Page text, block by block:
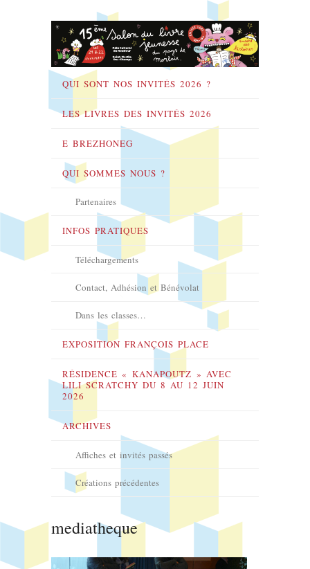
QUI SONT NOS INVITÉS 2026 ?
LES LIVRES DES INVITÉS 2026
E BREZHONEG
QUI SOMMES NOUS ?
Partenaires
INFOS PRATIQUES
Téléchargements
Contact, Adhésion et Bénévolat
Dans les classes…
EXPOSITION FRANÇOIS PLACE
RÉSIDENCE « KANAPOUTZ » AVEC
LILI SCRATCHY DU 8 AU 12 JUIN
2026
ARCHIVES
Affiches et invités passés
Créations précédentes
mediatheque